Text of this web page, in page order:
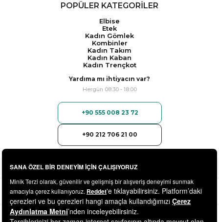
POPÜLER KATEGORİLER
Elbise
Etek
Kadın Gömlek
Kombinler
Kadın Takım
Kadın Kaban
Kadın Trençkot
Yardıma mı ihtiyacın var?
Hergün 08:30 - 18:00
+90 555 008 23 72
+90 212 706 21 00
© 2025minikterzi.com - Tüm Hakları Saklıdır.